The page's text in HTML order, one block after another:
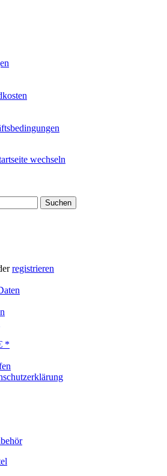
Suchen
registrieren
*